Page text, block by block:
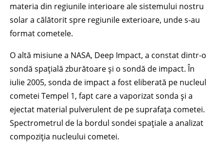
materia din regiunile interioare ale sistemului nostru
solar a călătorit spre regiunile exterioare, unde s-au
format cometele.
O altă misiune a NASA, Deep Impact, a constat dintr-o
sondă spațială zburătoare și o sondă de impact. În
iulie 2005, sonda de impact a fost eliberată pe nucleul
cometei Tempel 1, fapt care a vaporizat sonda și a
ejectat material pulverulent de pe suprafața cometei.
Spectrometrul de la bordul sondei spațiale a analizat
compoziția nucleului cometei.